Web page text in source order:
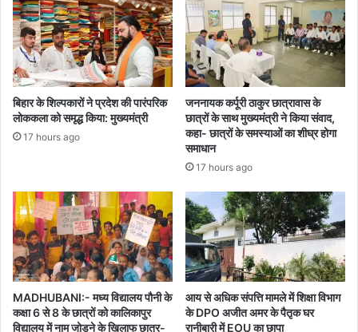
बिहार के शिल्पकारों ने प्रदेश की पारंपरिक
लोककला को समृद्ध किया: मुख्यमंत्री
17 hours ago
जननायक कर्पूरी ठाकुर छात्रावास के
छात्रों के साथ मुख्यमंत्री ने किया संवाद,
कहा- छात्रों के समस्याओं का शीघ्र होगा
समाधान
17 hours ago
MADHUBANI:- मध्य विद्यालय पौनी के
कक्षा 6 से 8 के छात्रों को कालिकापुर
विद्यालय में नाम जोड़ने के खिलाफ छात्र-
आय से अधिक संपत्ति मामले में शिक्षा विभाग
के DPO अजीत अमर के पैतृक घर
रानीबारी में EOU का छापा